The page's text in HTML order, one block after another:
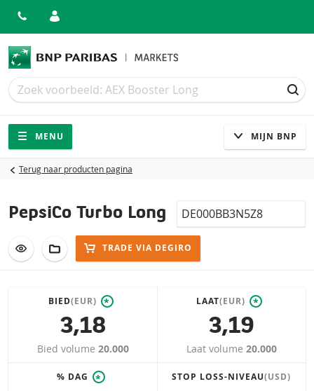
Zoek
Zoek
Navigatie
Site navigatie
MENU MIJN BNP
Terug naar producten pagina
PepsiCo Turbo Long Isin
VOEG TOE AAN WATCHLIST
AAN PORTFOLIO TOEVOEGEN
TRADE VIA DEGIRO
BIED(EUR) *
3,18
Bied volume 20.000
LAAT(EUR) *
3,19
Laat volume 20.000
% DAG * STOP LOSS-NIVEAU(USD)